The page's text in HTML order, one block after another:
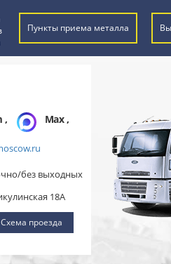
Пункты приема металла
, Max,
без выходных
18А
Схема проезда